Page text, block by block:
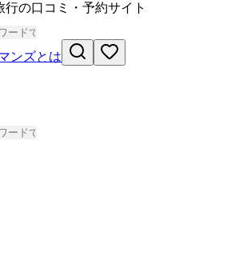
行の口コミ・予約サイト
ンズとは